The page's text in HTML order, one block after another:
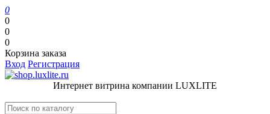
0
0
0
0
Корзина заказа
Вход Регистрация
Интернет витрина компании LUXLITE